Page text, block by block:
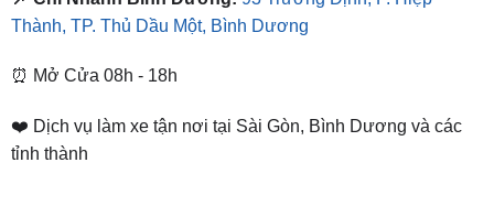
⏰ Mở Cửa 08h - 18h
❤️ Dịch vụ làm xe tận nơi tại Sài Gòn, Bình Dương và các